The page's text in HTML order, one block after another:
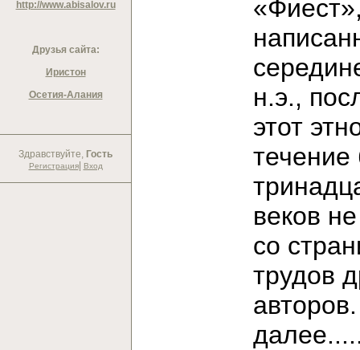
http://www.abisalov.ru
Друзья сайта:
Иристон
Осетия-Алания
Здравствуйте, Гость
Регистрация| Вход
н.э.,
этот
течение
веков
со
трудов